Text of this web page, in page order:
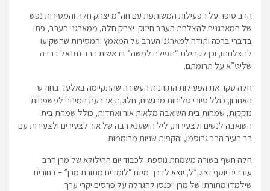
הרב סיפר על הפעילות המשותפת עם חה”מ יצחק חלה והמסירות נפש
של המארגנים להצלחת הערב חיזוק. יצחק חלה, ממארגני הערב, פתו
בדברי ברכה ותודה למארגני הערב על המאמץ והמסירות שהשקיעו
להצלחתו, וכן לקהילת “תפילה למשה” בראשות הרב נתנאל ברדה
שליט”א על תרומתם.
חלה סקר את הפעילות התורנית העשירה שהתקיימה באלעד בחודש
האחרון, כולל סיורי סליחות מרגשים, חלוקת ארבעת המינים למשפחות
נזקקות, שמחות בית השואבה מלאות אור ואחדות, כולל שמחת בית
השואבה לנשים ולצעירות, ליל הושענא רבה של אור לצעירים ולצעירות עם
רב העיר הרב גרוסמן, והקפות שניות מרוממות.
חלה חשף בשורה משמחת נוספת: לכבוד יום ההילולא של מרן הרב
עובדיה יוסף זצוק”ל, יוצא לדרך מיזם “לומדים מתורת מרן” – בחורים
שילמדו מתורתו של מרן ייכנסו להגרלה על פרסים יקרי ערך.